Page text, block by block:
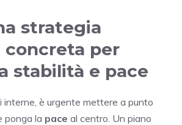
strategia
concreta per
stabilità e pace
interne, è urgente mettere a punto
ponga la pace al centro. Un piano